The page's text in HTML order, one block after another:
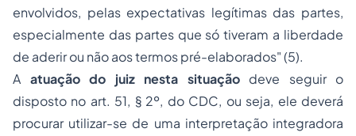
envolvidos, pelas expectativas legítimas das partes,
especialmente das partes que só tiveram a liberdade
de aderir ou não aos termos pré-elaborados" (5).
A atuação do juiz nesta situaçãodeve seguir o
disposto no art. 51, § 2º, do CDC, ou seja, ele deverá
procurar utilizar-se de uma interpretação integradora